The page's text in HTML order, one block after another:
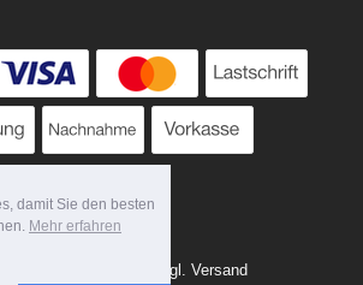
damit Sie den besten
Mehr erfahren
zzgl. MwSt. evtl. zzgl. Versand